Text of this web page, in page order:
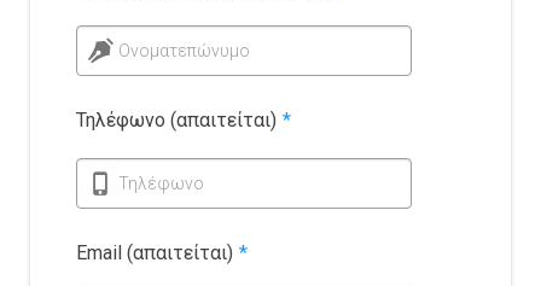
Ονοματεπώνυμο
Τηλέφωνο (απαιτείται) *
Τηλέφωνο
Email (απαιτείται) *